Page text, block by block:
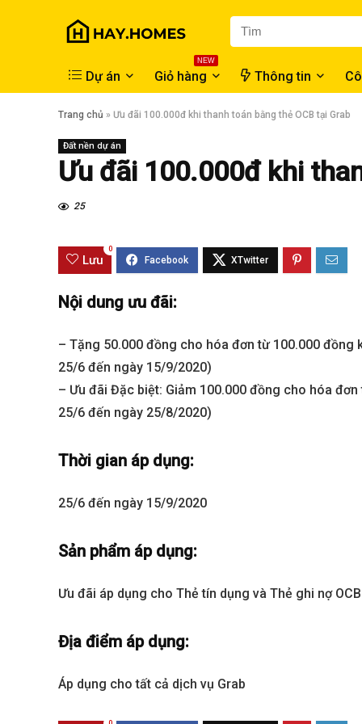
Dự án
NEW
Giỏ hàng Thông tin
Trang chủ » Ưu đãi 100.000đ khi thanh toán bằng thẻ OCB tại Grab
Đất nền dự án
Ưu đãi 100.000đ khi
25
Lưu
0
Nội dung ưu đãi:
– Tặng 50.000 đồng cho hóa đơn từ 100.000 đồng
25/6 đến ngày 15/9/2020)
– Ưu đãi Đặc biệt: Giảm 100.000 đồng cho hóa
25/6 đến ngày 25/8/2020)
Thời gian áp dụng:
25/6 đến ngày 15/9/2020
Sản phẩm áp dụng:
Ưu đãi áp dụng cho Thẻ tín dụng và Thẻ ghi nợ
Địa điểm áp dụng:
Áp dụng cho tất cả dịch vụ Grab